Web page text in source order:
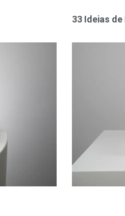
33 Ideias